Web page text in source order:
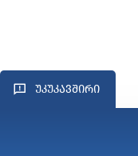
ᲣᲙᲣᲙᲐᲕᲨᲘᲠᲘ